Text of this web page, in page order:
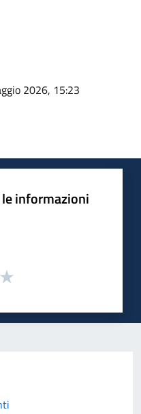
2026, 15:23
informazioni